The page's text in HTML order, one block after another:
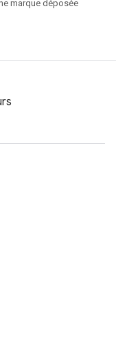
marque déposée